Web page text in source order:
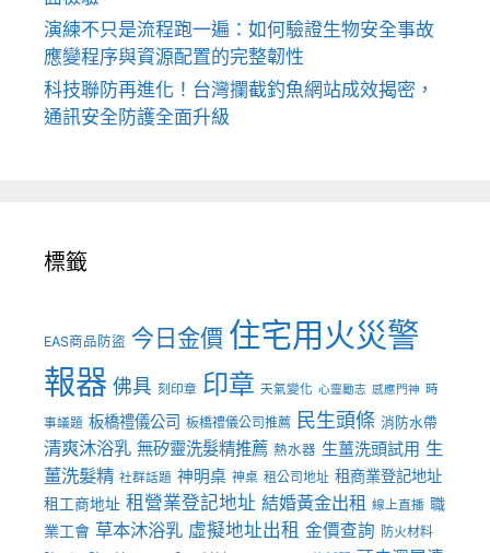
演練不只是流程跑一遍：如何驗證生物安全事故
應變程序與資源配置的完整韌性
科技聯防再進化！台灣攔截釣魚網站成效揭密，
通訊安全防護全面升級
標籤
EAS商品防盜 今日金價 住宅用火災警
報器 佛具 刻印章 印章 天氣變化 心靈勵志 感應門神 時
事議題 板橋禮儀公司 板橋禮儀公司推薦 民生頭條 消防水帶
清爽沐浴乳 無矽靈洗髮精推薦 熱水器 生薑洗頭試用 生
薑洗髮精 社群話題 神明桌 神桌 租公司地址 租商業登記地址
租工商地址 租營業登記地址 結婚黃金出租 線上直播 職
業工會 草本沐浴乳 虛擬地址出租 金價查詢 防火材料